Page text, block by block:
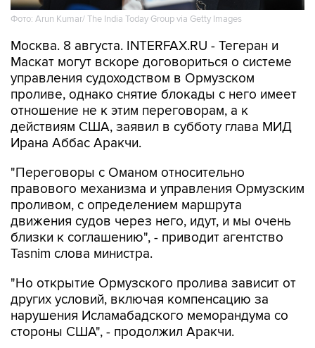
Фото: Arun Kumar/ The India Today Group via Getty Images
Москва. 8 августа. INTERFAX.RU - Тегеран и
Маскат могут вскоре договориться о системе
управления судоходством в Ормузском
проливе, однако снятие блокады с него имеет
отношение не к этим переговорам, а к
действиям США, заявил в субботу глава МИД
Ирана Аббас Аракчи.
"Переговоры с Оманом относительно
правового механизма и управления Ормузским
проливом, с определением маршрута
движения судов через него, идут, и мы очень
близки к соглашению", - приводит агентство
Tasnim слова министра.
"Но открытие Ормузского пролива зависит от
других условий, включая компенсацию за
нарушения Исламабадского меморандума со
стороны США", - продолжил Аракчи.